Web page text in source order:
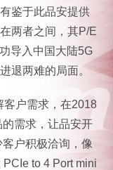
鉴于此品安提供
两者之间，其P/E
导入中国大陆5G
退两难的局面。
客户需求，在2018
需求，让品安开
户积极洽询，像
PCIe to 4 Port mini